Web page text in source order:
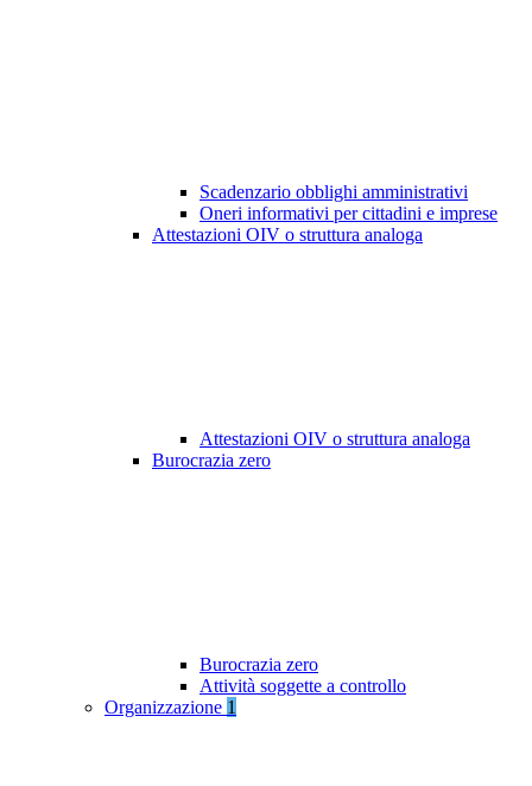
Scadenzario obblighi amministrativi
Oneri informativi per cittadini e imprese
Attestazioni OIV o struttura analoga
Attestazioni OIV o struttura analoga
Burocrazia zero
Burocrazia zero
Attività soggette a controllo
Organizzazione 1